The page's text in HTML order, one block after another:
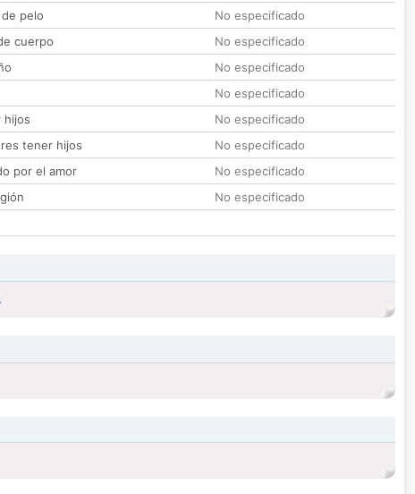
pelo
No especificado
cuerpo
No especificado
No especificado
No especificado
hijos
No especificado
tener hijos
No especificado
por el amor
No especificado
No especificado